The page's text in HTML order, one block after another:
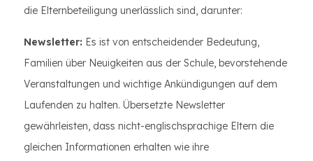
die Elternbeteiligung unerlässlich sind, darunter:
Newsletter: Es ist von entscheidender Bedeutung,
Familien über Neuigkeiten aus der Schule, bevorstehende
Veranstaltungen und wichtige Ankündigungen auf dem
Laufenden zu halten. Übersetzte Newsletter
gewährleisten, dass nicht-englischsprachige Eltern die
gleichen Informationen erhalten wie ihre